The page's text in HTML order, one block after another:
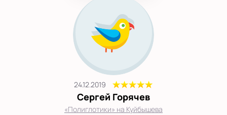
24.12.2019
Сергей Горячев
«Полиглотики» на Куйбышева